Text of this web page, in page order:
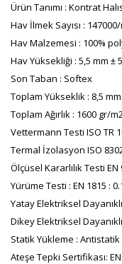
Ürün Tanımı : Kontrat
Hav İlmek Sayısı :
Hav Malzemesi : 100%
Hav Yüksekliği : 5,5 mm ±
Son Taban : Softex
Toplam Yükseklik : 8,5 mm
Toplam Ağırlık : 1600 gr/
Vettermann Testi ISO TR
Termal İzolasyon ISO
Ölçüsel Kararlılık Testi
Yürüme Testi : EN 1815 :
Yatay Elektriksel
Dikey Elektriksel
Statik Yükleme : Antistatik
Ateşe Tepki Sertifikası: